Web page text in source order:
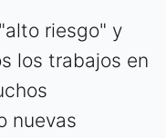
riesgo" y
los trabajos en
nuevas